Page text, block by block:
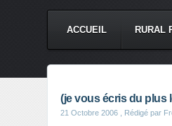
ACCUEIL RURAL
(je vous écris du plus
21 Octobre 2006 , Rédigé par